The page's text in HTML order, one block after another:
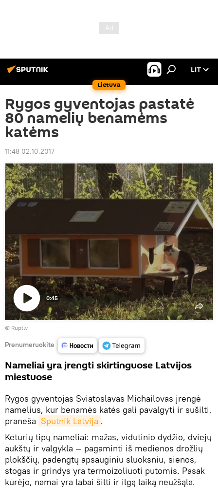
Lietuva
LIT
Rygos gyventojas pastatė
80 namelių benamėms
katėms
11:48 02.10.2017
Paleisti
vaizdo
0:45
© Ruptly
Prenumeruokite
Nameliai yra įrengti skirtinguose Latvijos
miestuose
Rygos gyventojas Sviatoslavas Michailovas įrengė
namelius, kur benamės katės gali pavalgyti ir sušilti,
praneša Sputnik Latvija .
Keturių tipų nameliai: mažas, vidutinio dydžio, dviejų
aukštų ir valgykla — pagaminti iš medienos drožlių
plokščių, padengtų apsauginiu sluoksniu, sienos,
stogas ir grindys yra termoizoliuoti putomis. Pasak
kūrėjo, namai yra labai šilti ir ilgą laiką neužšąla.